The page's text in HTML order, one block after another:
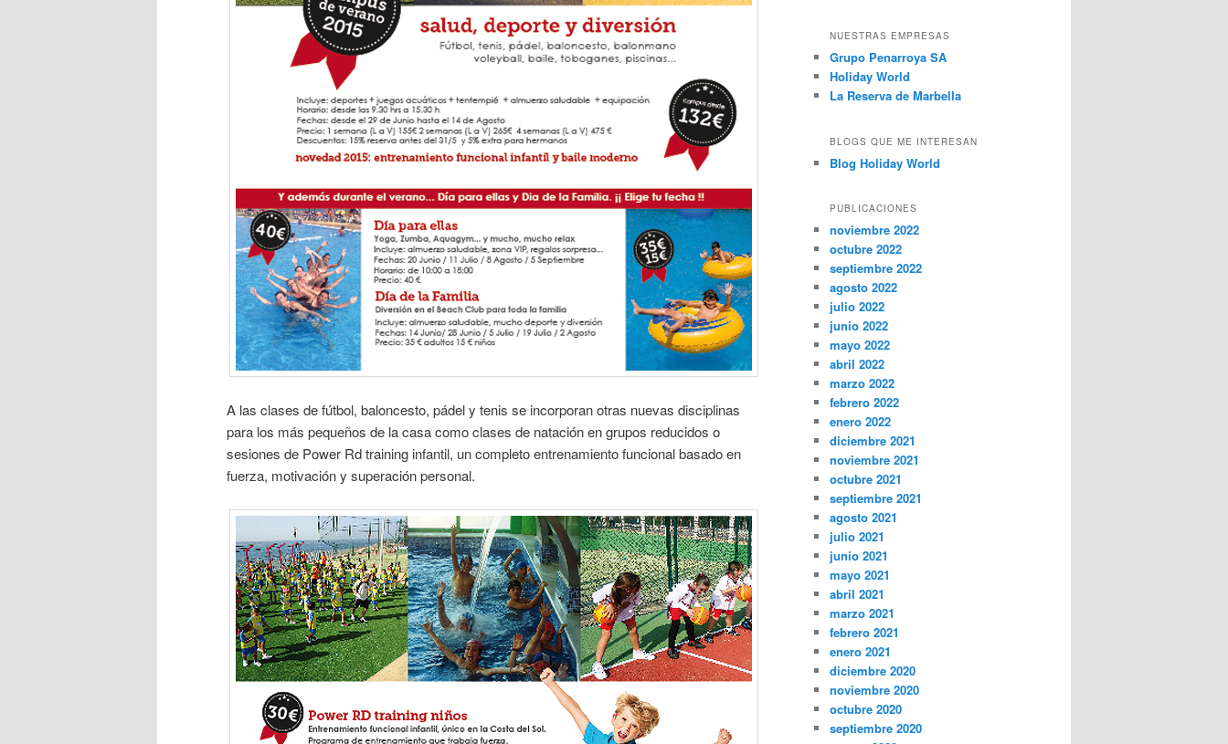
A las clases de fútbol, baloncesto, pádel y tenis se incorporan otras nuevas disciplinas
para los más pequeños de la casa como clases de natación en grupos reducidos o
sesiones de Power Rd training infantil, un completo entrenamiento funcional basado en
fuerza, motivación y superación personal.
NUESTRAS EMPRESAS
Grupo Penarroya SA
Holiday World
La Reserva de Marbella
BLOGS QUE ME INTERESAN
Blog Holiday World
PUBLICACIONES
noviembre 2022
octubre 2022
septiembre 2022
agosto 2022
julio 2022
junio 2022
mayo 2022
abril 2022
marzo 2022
febrero 2022
enero 2022
diciembre 2021
noviembre 2021
octubre 2021
septiembre 2021
agosto 2021
julio 2021
junio 2021
mayo 2021
abril 2021
marzo 2021
febrero 2021
enero 2021
diciembre 2020
noviembre 2020
octubre 2020
septiembre 2020